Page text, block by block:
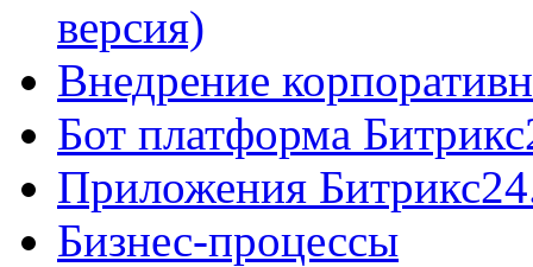
версия)
Внедрение
Бот платформа
Приложения
Бизнес-процессы